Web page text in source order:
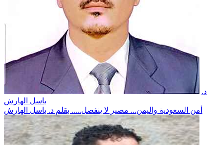
د.
باسل الهارش
أمن السعودية واليمن... مصير لا ينفصل..... بقلم د. باسل الهارش